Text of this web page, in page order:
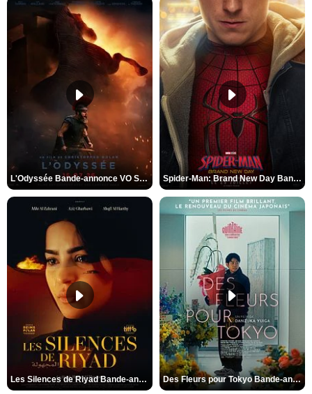
L'Odyssée Bande-annonce VO STFR Spider-Man: Brand New Day Bande-annonce VO STFR
Les Silences de Riyad Bande-annonce VO STFR Des Fleurs pour Tokyo Bande-annonce VO STFR